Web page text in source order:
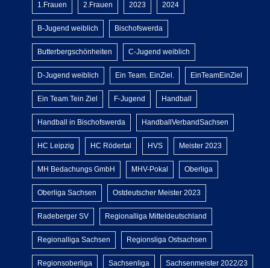
1.Frauen 2.Frauen 2023 2024
B-Jugend weiblich Bischofswerda
Butterbergschönheiten C-Jugend weiblich
D-Jugend weiblich Ein Team. EinZiel. EinTeamEinZiel
Ein Team Tein Ziel F-Jugend Handball
Handball in Bischofswerda HandballVerbandSachsen
HC Leipzig HC Rödertal HVS Meister 2023
MH Bedachungs GmbH MHV-Pokal Oberliga
Oberliga Sachsen Ostdeutscher Meister 2023
Radeberger SV Regionalliga Mitteldeutschland
Regionalliga Sachsen Regionsliga Ostsachsen
Regionsoberliga Sachsenliga Sachsenmeister 2022/23